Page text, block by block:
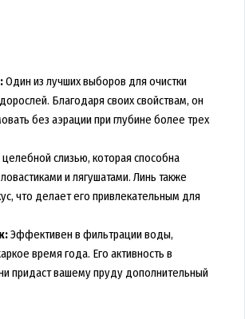
Один из лучших выборов для очистки
Благодаря своих свойствам, он
без аэрации при глубине более трех
слизью, которая способна
и лягушатами. Линь также
что делает его привлекательным для
Эффективен в фильтрации воды,
время года. Его активность в
придаст вашему пруду дополнительный